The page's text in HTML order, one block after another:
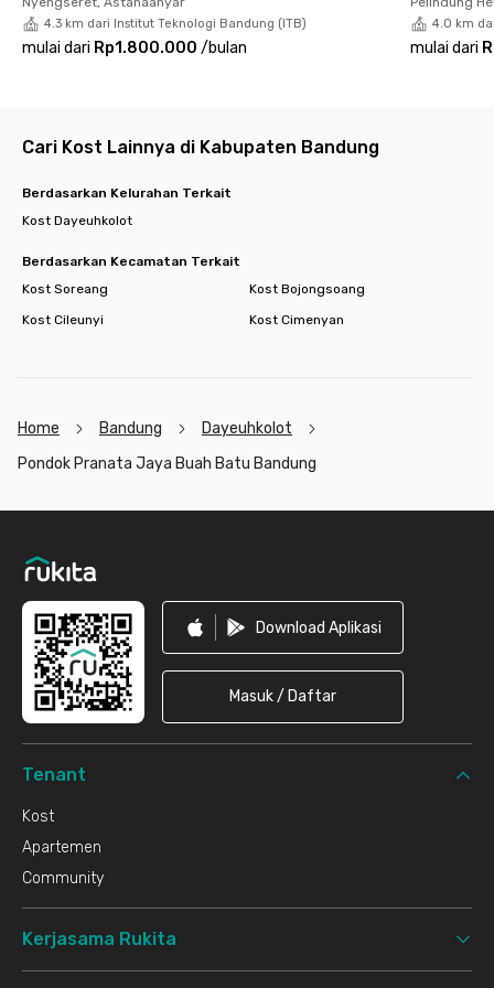
Ditambah lagi, terdapat petugas housekeeping yang akan
membuatmu semakin merasa aman dan nyaman saat tinggal
4.3 km dari Institut Teknologi Bandung (ITB)
mulai dari Rp1.800.000 /bulan
4.0 km
mulai dari
Cari Kost Lainnya di Kabupaten Bandung
Berdasarkan Kelurahan Terkait
Kost Dayeuhkolot
Berdasarkan Kecamatan Terkait
Kost Soreang
Kost Bojongsoang
Kost Cileunyi
Kost Cimenyan
Home Bandung
Dayeuhkolot
Pondok Pranata Jaya Buah Batu Bandung
Download Aplikasi
Masuk / Daftar
Tenant
Kost
Apartemen
Community
Kerjasama Rukita